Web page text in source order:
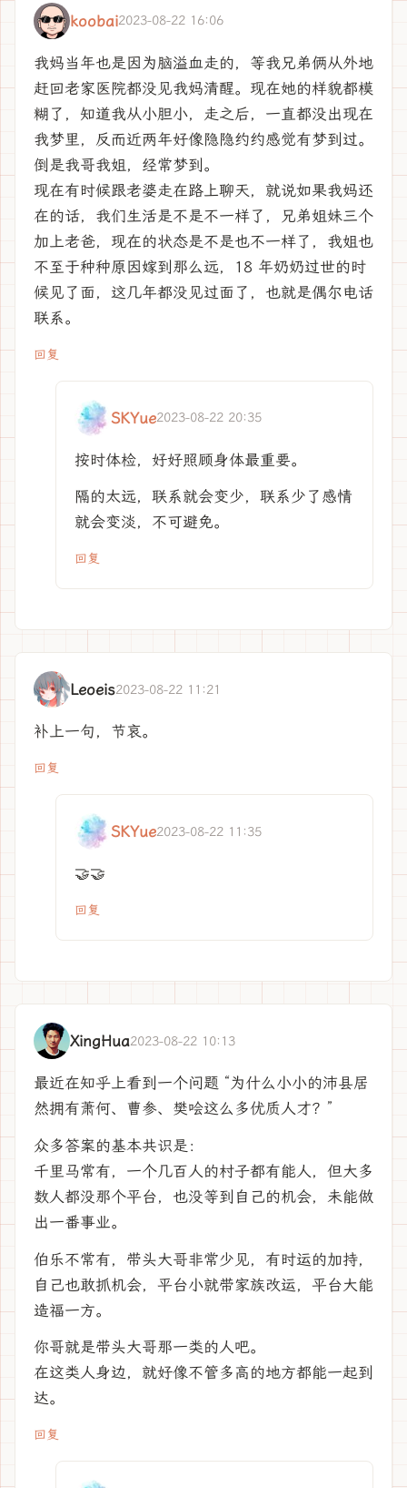
koobai2023-08-22 16:06
我妈当年也是因为脑溢血走的，等我兄弟俩从外地
赶回老家医院都没见我妈清醒。现在她的样貌都模
糊了，知道我从小胆小，走之后，一直都没出现在
我梦里，反而近两年好像隐隐约约感觉有梦到过。
倒是我哥我姐，经常梦到。
现在有时候跟老婆走在路上聊天，就说如果我妈还
在的话，我们生活是不是不一样了，兄弟姐妹三个
加上老爸，现在的状态是不是也不一样了，我姐也
不至于种种原因嫁到那么远，18 年奶奶过世的时
候见了面，这几年都没见过面了，也就是偶尔电话
联系。
回复
SKYue2023-08-22 20:35
按时体检，好好照顾身体最重要。
隔的太远，联系就会变少，联系少了感情
就会变淡，不可避免。
回复
Leoeis2023-08-22 11:21
补上一句，节哀。
回复
SKYue2023-08-22 11:35
🤝🤝
回复
XingHua2023-08-22 10:13
最近在知乎上看到一个问题 “为什么小小的沛县居
然拥有萧何、曹参、樊哙这么多优质人才？”
众多答案的基本共识是：
千里马常有，一个几百人的村子都有能人，但大多
数人都没那个平台，也没等到自己的机会，未能做
出一番事业。
伯乐不常有，带头大哥非常少见，有时运的加持，
自己也敢抓机会，平台小就带家族改运，平台大能
造福一方。
你哥就是带头大哥那一类的人吧。
在这类人身边，就好像不管多高的地方都能一起到
达。
回复